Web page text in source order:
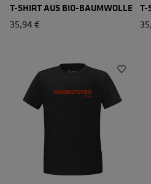
T-SHIRT AUS BIO-BAUMWOLLE
35,94 €
T-